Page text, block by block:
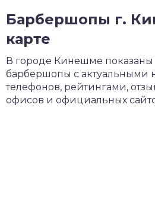
Барбершопы г.
карте
В городе Кинешме показаны
барбершопы с актуальными
телефонов, рейтингами,
офисов и официальных